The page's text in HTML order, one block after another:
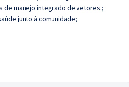
de manejo integrado de vetores.;
junto à comunidade;